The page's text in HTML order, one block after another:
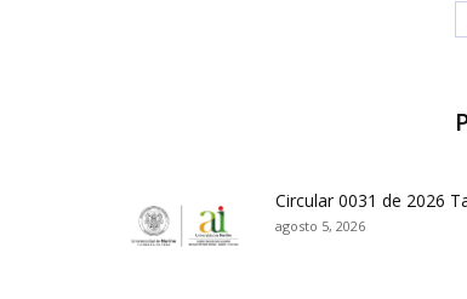
Circular 0031 de 2026
agosto 5, 2026